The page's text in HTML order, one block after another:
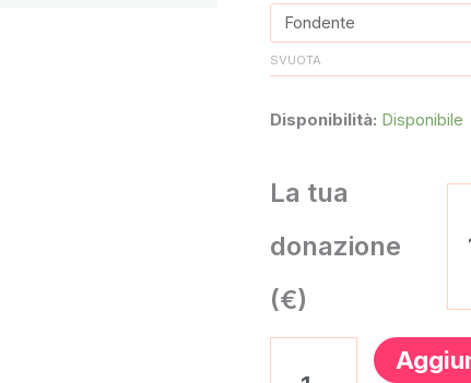
SVUOTA
Disponibilità: Disponibile
La tua
donazione
(€)